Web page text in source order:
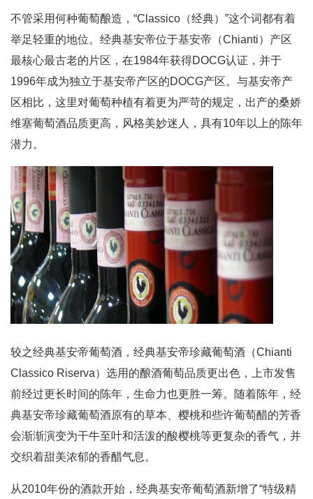
不管采用何种葡萄酿造，“Classico（经典）”这个词都有着
举足轻重的地位。经典基安帝位于基安帝（Chianti）产区
最核心最古老的片区，在1984年获得DOCG认证，并于
1996年成为独立于基安帝产区的DOCG产区。与基安帝产
区相比，这里对葡萄种植有着更为严苛的规定，出产的桑娇
维塞葡萄酒品质更高，风格美妙迷人，具有10年以上的陈年
潜力。
较之经典基安帝葡萄酒，经典基安帝珍藏葡萄酒（Chianti
Classico Riserva）选用的酿酒葡萄品质更出色，上市发售
前经过更长时间的陈年，生命力也更胜一筹。随着陈年，经
典基安帝珍藏葡萄酒原有的草本、樱桃和些许葡萄醋的芳香
会渐渐演变为干牛至叶和活泼的酸樱桃等更复杂的香气，并
交织着甜美浓郁的香醋气息。
从2010年份的酒款开始，经典基安帝葡萄酒新增了“特级精